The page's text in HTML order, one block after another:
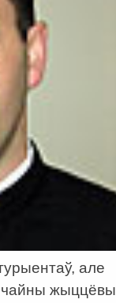
але
жыццёвы